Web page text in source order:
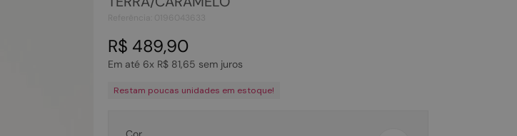
R$ 489,90
Em até 6x R$ 81,65 sem juros
Restam poucas unidades em estoque!